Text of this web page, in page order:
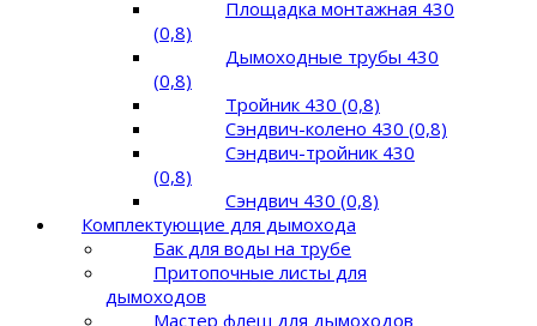
Площадка монтажная 430
(0,8)
Дымоходные трубы 430
(0,8)
Тройник 430 (0,8)
Сэндвич-колено 430 (0,8)
Сэндвич-тройник 430
(0,8)
Сэндвич 430 (0,8)
Комплектующие для дымохода
Бак для воды на трубе
Притопочные листы для
дымоходов
Мастер флеш для дымоходов